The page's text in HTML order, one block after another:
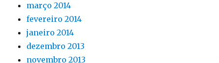
março 2014
fevereiro 2014
janeiro 2014
dezembro 2013
novembro 2013